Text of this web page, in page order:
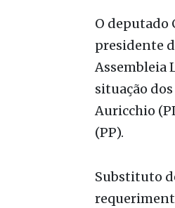
Assembleia
situação
Auricchio
(PP).
Substituto
Alesp -,